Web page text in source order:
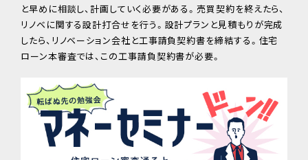
と早めに相談し、計画していく必要がある。売買契約を終えたら、
リノベに関する設計打合せを行う。設計プランと見積もりが完成
したら、リノベーション会社と工事請負契約書を締結する。住宅
ローン本審査では、この工事請負契約書が必要。